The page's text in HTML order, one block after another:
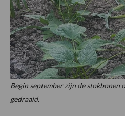
Begin september zijn de stokbonen
gedraaid.